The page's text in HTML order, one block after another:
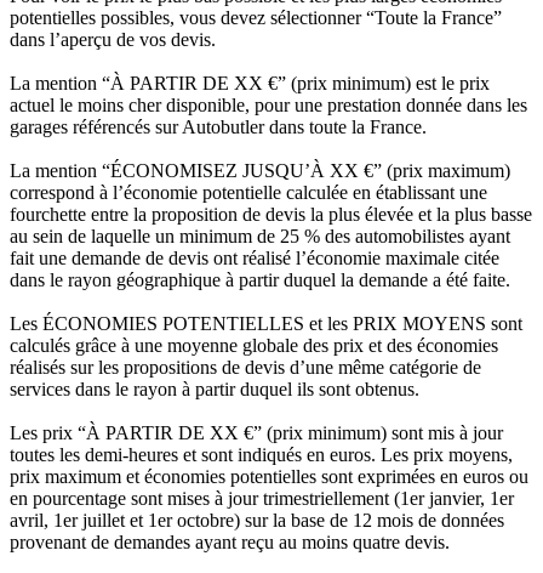
potentielles possibles, vous devez sélectionner “Toute la France”
dans l’aperçu de vos devis.
La mention “À PARTIR DE XX €” (prix minimum) est le prix
actuel le moins cher disponible, pour une prestation donnée dans les
garages référencés sur Autobutler dans toute la France.
La mention “ÉCONOMISEZ JUSQU’À XX €” (prix maximum)
correspond à l’économie potentielle calculée en établissant une
fourchette entre la proposition de devis la plus élevée et la plus basse
au sein de laquelle un minimum de 25 % des automobilistes ayant
fait une demande de devis ont réalisé l’économie maximale citée
dans le rayon géographique à partir duquel la demande a été faite.
Les ÉCONOMIES POTENTIELLES et les PRIX MOYENS sont
calculés grâce à une moyenne globale des prix et des économies
réalisés sur les propositions de devis d’une même catégorie de
services dans le rayon à partir duquel ils sont obtenus.
Les prix “À PARTIR DE XX €” (prix minimum) sont mis à jour
toutes les demi-heures et sont indiqués en euros. Les prix moyens,
prix maximum et économies potentielles sont exprimées en euros ou
en pourcentage sont mises à jour trimestriellement (1er janvier, 1er
avril, 1er juillet et 1er octobre) sur la base de 12 mois de données
provenant de demandes ayant reçu au moins quatre devis.